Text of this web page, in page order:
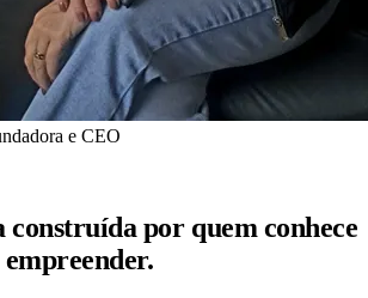
e CEO
construída por quem conhece
empreender.